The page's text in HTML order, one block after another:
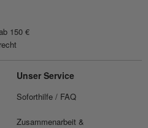
150 €
Unser Service
Soforthilfe / FAQ
Zusammenarbeit &